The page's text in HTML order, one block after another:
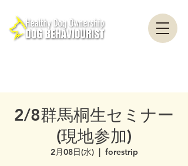
2/8群馬桐生セミナー
(現地参加)
2月08日(水)
  |
forestrip